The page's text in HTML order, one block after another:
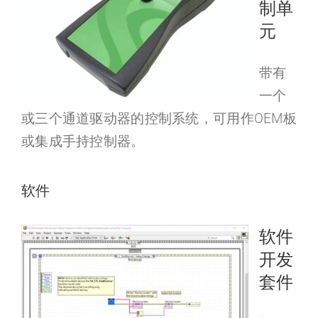
制单
元
带有
一个
或三个通道驱动器的控制系统，可用作OEM板
或集成手持控制器。
软件
软件
开发
套件